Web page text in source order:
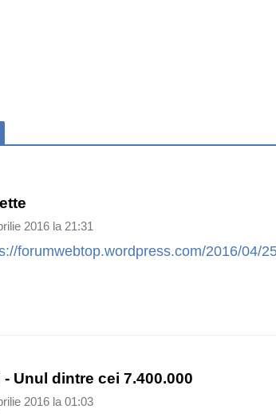
2016 la 21:31
forumwebtop.wordpress.com/2016/04/
- Unul dintre cei 7.400.000
2016 la 01:03